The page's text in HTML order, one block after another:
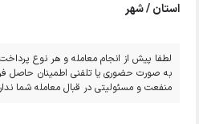
استان / شهر
لطفا پیش از انجام معامله و هر نوع
به صورت حضوری یا تلفنی اطمینان حاصل
منفعت و مسئولیتی در قبال معامله شما